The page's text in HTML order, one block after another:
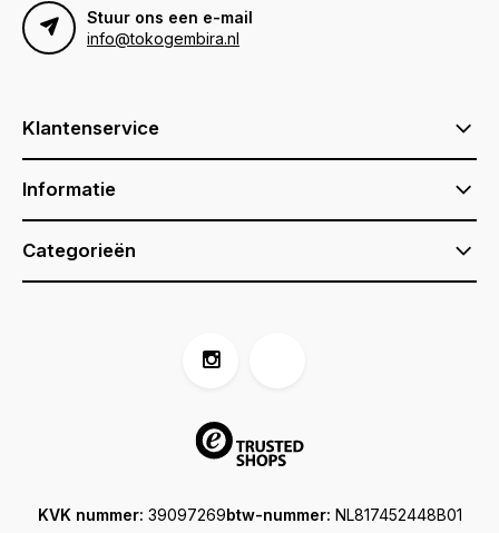
Stuur ons een e-mail
info@tokogembira.nl
Klantenservice
Informatie
Categorieën
KVK nummer: 39097269btw-nummer: NL817452448B01